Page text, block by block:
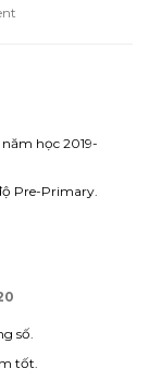
học 2019-
Pre-Primary.
số.
tốt.